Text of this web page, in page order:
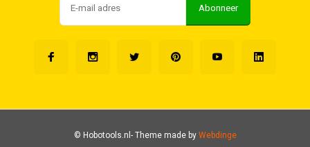
Abonneer
© Hobotools.nl- Theme made byWebdinge